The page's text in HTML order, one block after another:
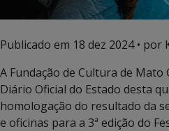
Publicado em 18 dez 2024• por
A Fundação de Cultura de
Diário Oficial do Estado desta
homologação do resultado da
e oficinas para a 3ª edição do